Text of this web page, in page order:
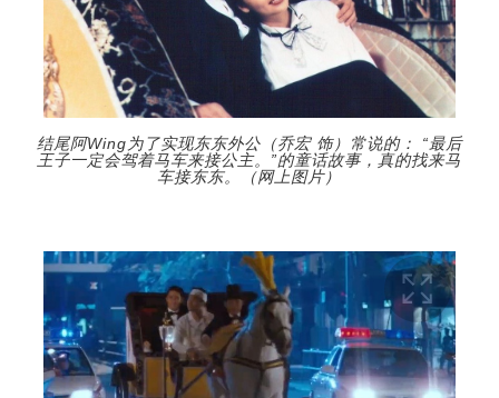
结尾阿Wing为了实现东东外公（乔宏 饰）常说的： “最后
王子一定会驾着马车来接公主。”的童话故事，真的找来马
车接东东。（网上图片）